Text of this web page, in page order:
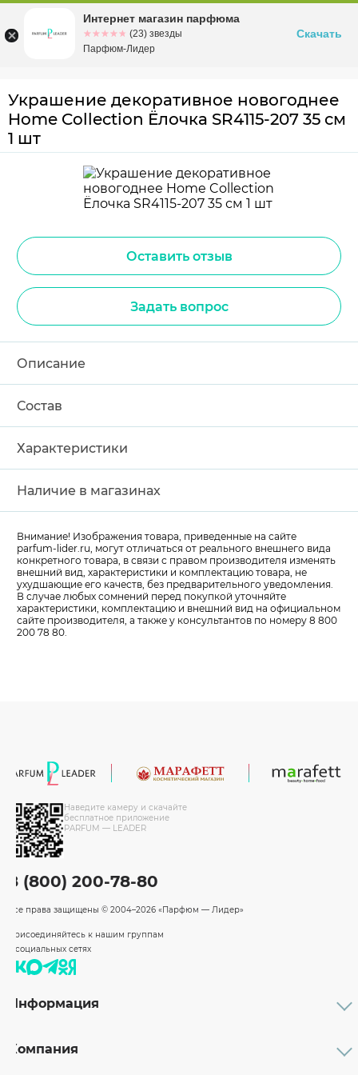
Омскул. Заозерная, 11, к. 1
Украшение декоративное новогоднее
Home Collection Ёлочка SR4115-207 35 см
1 шт
Оставить отзыв
Задать вопрос
Описание
Состав
Характеристики
Наличие в магазинах
Внимание! Изображения товара, приведенные на сайте
parfum-lider.ru, могут отличаться от реального внешнего вида
конкретного товара, в связи с правом производителя изменять
внешний вид, характеристики и комплектацию товара, не
ухудшающие его качеств, без предварительного уведомления.
В случае любых сомнений перед покупкой уточняйте
характеристики, комплектацию и внешний вид на официальном
сайте производителя, а также у консультантов по номеру 8 800
200 78 80.
Наведите камеру и скачайте
бесплатное приложение
PARFUM — LEADER
8 (800) 200-78-80
Все права защищены © 2004–2026 «Парфюм — Лидер»
Присоединяйтесь к нашим группам
в социальных сетях
Информация
Бренды
Компания
Интернет магазин парфюма
☆☆☆☆☆
★★★★★ (23) звезды
Парфюм-Лидер
Скачать